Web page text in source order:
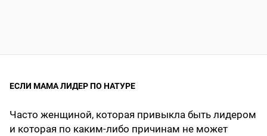
ЕСЛИ МАМА ЛИДЕР ПО НАТУРЕ
Часто женщиной, которая привыкла быть лидером
и которая по каким-либо причинам не может